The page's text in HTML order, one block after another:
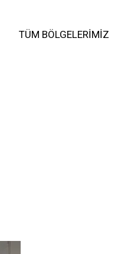
TÜM BÖLGELERIMIZ